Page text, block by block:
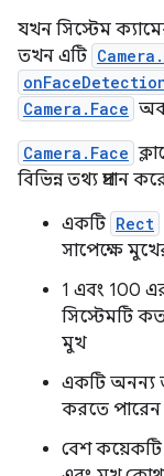
যখন সিস্টেম
তখন এটি
Camera.Face
Camera.Face
বিভিন্ন তথ্য প্রদান
একটি Rect
সাপেক্ষে
1 এবং 100
সিস্টেমটি
মুখ
একটি অনন্য
করতে পারেন
বেশ কয়েকটি